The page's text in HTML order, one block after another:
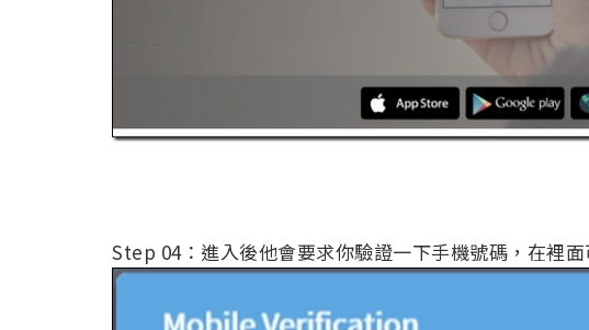
Step 04：進入後他會要求你驗證一下手機號碼，在裡面